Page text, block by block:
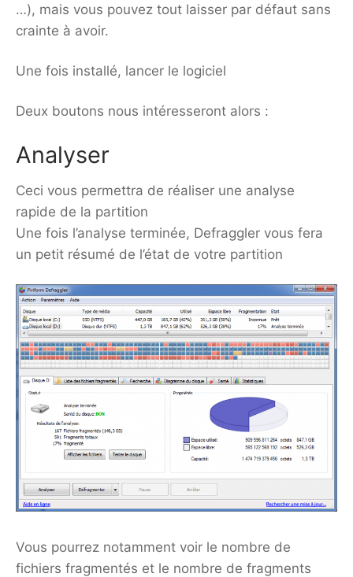
…), mais vous pouvez tout laisser par défaut sans
crainte à avoir.
Une fois installé, lancer le logiciel
Deux boutons nous intéresseront alors :
Analyser
Ceci vous permettra de réaliser une analyse
rapide de la partition
Une fois l’analyse terminée, Defraggler vous fera
un petit résumé de l’état de votre partition
Vous pourrez notamment voir le nombre de
fichiers fragmentés et le nombre de fragments